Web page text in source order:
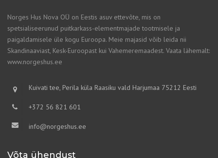
Norges Hus Nova OÜ on Eestis asuv ettevõte, mis on
spetsialiseerunud puitkarkass-elementmajade tootmisele ja
paigaldamisele üle kogu Euroopa. Meie majasid võib leida nii
Skandinaaviast, Kesk-Euroopast kui Vahemeremaadest. Vaata lähemalt:
www.norgeshus.ee
Kuivati tee, Perila küla Raasiku vald Harjumaa 75212 Eesti
+372 56 821 601
info@norgeshus.ee
Võta ühendust